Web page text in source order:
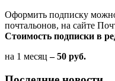
Оформить подписку
почтальонов, на сайте
Стоимость подписки в
на 1 месяц – 50 руб.